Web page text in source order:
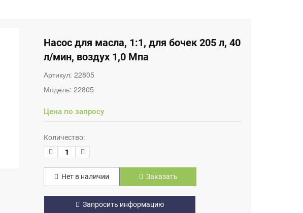
Насос для масла, 1:1, для бочек 205 л, 40
л/мин, воздух 1,0 Мпа
Артикул:22805
Модель:22805
Цена по запросу
Количество:
Нет в наличии Заказать
Запросить информацию